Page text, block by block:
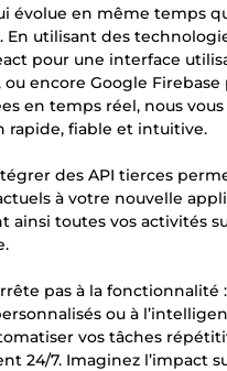
évolue en même temps
En utilisant des
pour une interface
ou encore Google
en temps réel, nous
rapide, fiable et intuitive.
des API tierces
à votre nouvelle
ainsi toutes vos activités
pas à la fonctionnalité
ou à
vos tâches
24/7. Imaginez l’impact